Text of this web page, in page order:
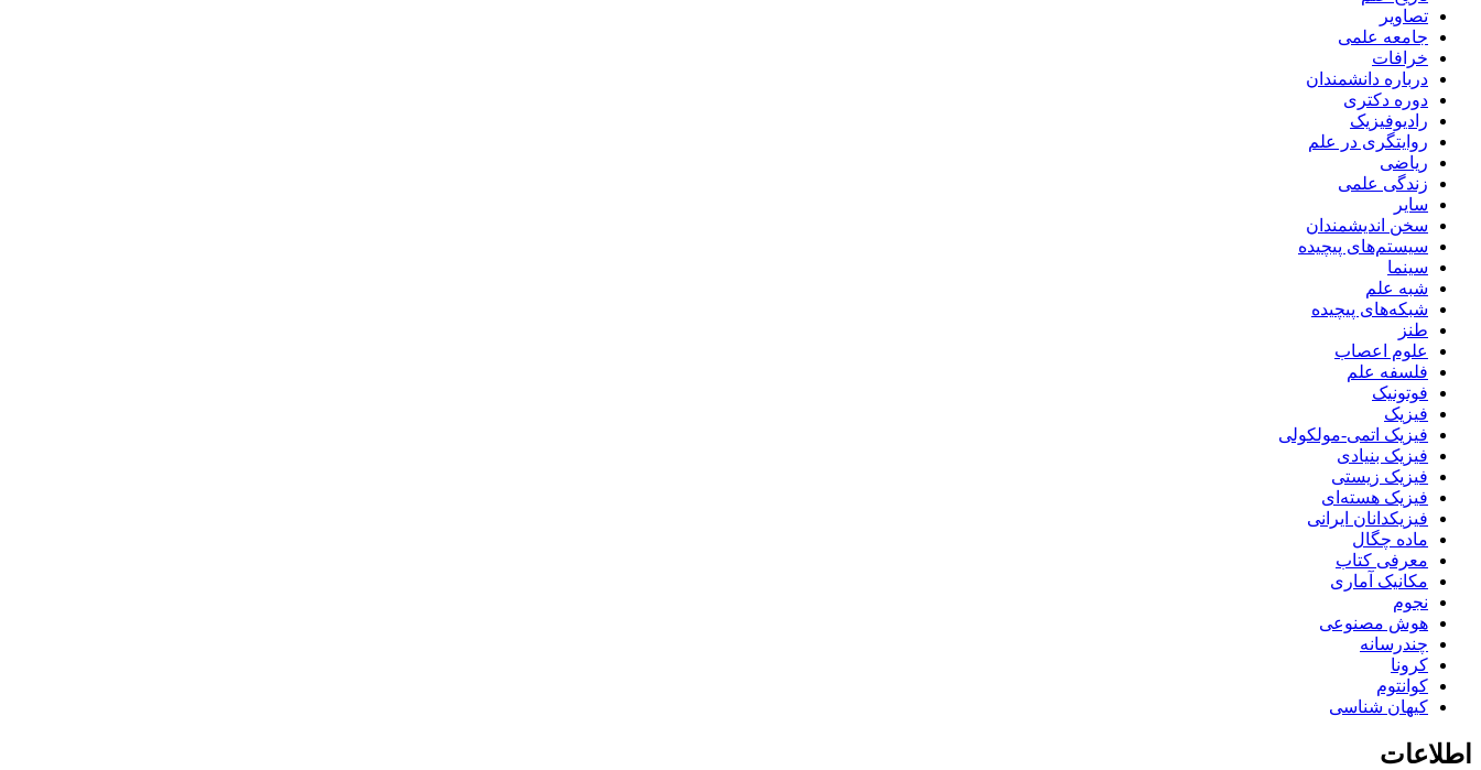
تصاویر
جامعه علمی
خرافات
درباره دانشمندان
دوره دکتری
رادیوفیزیک
روایتگری در علم
ریاضی
زندگی علمی
سایر
سخن اندیشمندان
سیستم‌های پیچیده
سینما
شبه علم
شبکه‌های پیچیده
طنز
علوم اعصاب
فلسفه علم
فوتونیک
فیزیک
فیزیک اتمی-مولکولی
فیزیک بنیادی
فیزیک زیستی
فیزیک هسته‌ای
فیزیکدانان ایرانی
ماده چگال
معرفی کتاب
مکانیک آماری
نجوم
هوش مصنوعی
چندرسانه
کرونا
کوانتوم
کیهان شناسی
اطلاعات